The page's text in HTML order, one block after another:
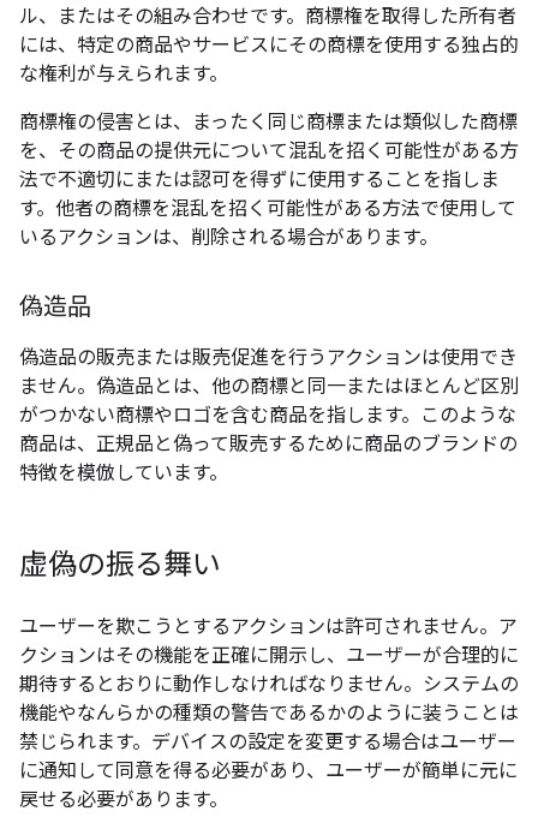
ル、またはその組み合わせです。商標権を取得した所有者
には、特定の商品やサービスにその商標を使用する独占的
な権利が与えられます。
商標権の侵害とは、まったく同じ商標または類似した商標
を、その商品の提供元について混乱を招く可能性がある方
法で不適切にまたは認可を得ずに使用することを指しま
す。他者の商標を混乱を招く可能性がある方法で使用して
いるアクションは、削除される場合があります。
偽造品
偽造品の販売または販売促進を行うアクションは使用でき
ません。偽造品とは、他の商標と同一またはほとんど区別
がつかない商標やロゴを含む商品を指します。このような
商品は、正規品と偽って販売するために商品のブランドの
特徴を模倣しています。
虚偽の振る舞い
ユーザーを欺こうとするアクションは許可されません。ア
クションはその機能を正確に開示し、ユーザーが合理的に
期待するとおりに動作しなければなりません。システムの
機能やなんらかの種類の警告であるかのように装うことは
禁じられます。デバイスの設定を変更する場合はユーザー
に通知して同意を得る必要があり、ユーザーが簡単に元に
戻せる必要があります。